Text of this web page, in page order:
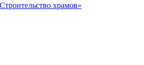
храмов»